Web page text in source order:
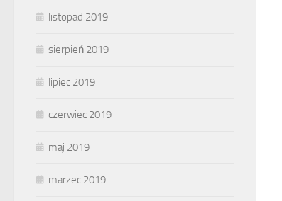
listopad 2019
sierpień 2019
lipiec 2019
czerwiec 2019
maj 2019
marzec 2019